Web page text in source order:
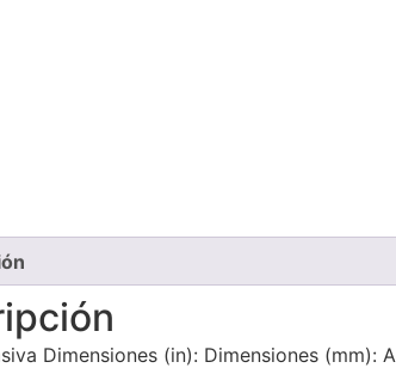
Dimensiones (in): Dimensiones (mm):